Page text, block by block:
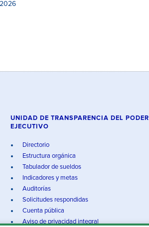
UNIDAD DE TRANSPARENCIA DEL PODER
EJECUTIVO
Directorio
Estructura orgánica
Tabulador de sueldos
Indicadores y metas
Auditorías
Solicitudes respondidas
Cuenta pública
Aviso de privacidad integral